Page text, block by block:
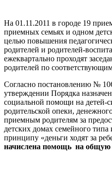
На 01.11.2011 в городе 19
приемных семьях и одном
целью повышения
родителей и родителей-
ежеквартально проходят
родителей по
Согласно постановлению №
утверждении Порядка
социальной помощи на детей-
родительской опеки,
приемным родителям за
детских домах семейного
принципу «деньги ходят за
начислена помощь на общую